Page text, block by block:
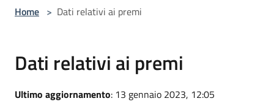
Home > Dati relativi ai premi
Dati relativi ai premi
Ultimo aggiornamento: 13 gennaio 2023, 12:05